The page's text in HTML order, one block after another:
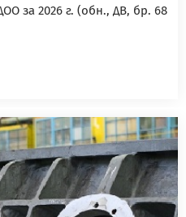
за 2026 г. (обн., ДВ, бр. 68